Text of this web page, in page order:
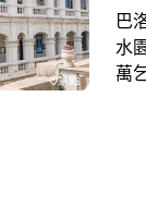
巴
水
萬